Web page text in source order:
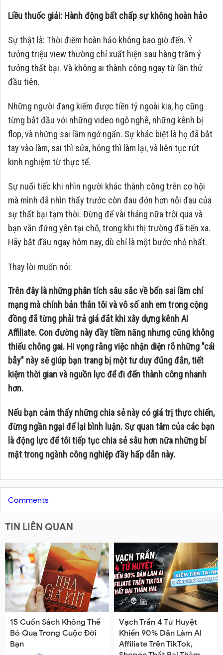
Liều thuốc giải: Hành động bất chấp sự không hoàn hảo
Sự thật là: Thời điểm hoàn hảo không bao giờ đến. Ý
tưởng triệu view thường chỉ xuất hiện sau hàng trăm ý
tưởng thất bại. Và không ai thành công ngay từ lần thử
đầu tiên.
Những người đang kiếm được tiền tỷ ngoài kia, họ cũng
từng bắt đầu với những video ngô nghê, những kênh bị
flop, và những sai lầm ngớ ngẩn. Sự khác biệt là họ đã bắt
tay vào làm, sai thì sửa, hỏng thì làm lại, và liên tục rút
kinh nghiệm từ thực tế.
Sự nuối tiếc khi nhìn người khác thành công trên cơ hội
mà mình đã nhìn thấy trước còn đau đớn hơn nỗi đau của
sự thất bại tạm thời. Đừng để vài tháng nữa trôi qua và
bạn vẫn đứng yên tại chỗ, trong khi thị trường đã tiến xa.
Hãy bắt đầu ngay hôm nay, dù chỉ là một bước nhỏ nhất.
Thay lời muốn nói:
Trên đây là những phân tích sâu sắc về bốn sai lầm chí
mạng mà chính bản thân tôi và vô số anh em trong cộng
đồng đã từng phải trả giá đắt khi xây dựng kênh AI
Affiliate. Con đường này đầy tiềm năng nhưng cũng không
thiếu chông gai. Hi vọng rằng việc nhận diện rõ những "cái
bẫy" này sẽ giúp bạn trang bị một tư duy đúng đắn, tiết
kiệm thời gian và nguồn lực để đi đến thành công nhanh
hơn.
Nếu bạn cảm thấy những chia sẻ này có giá trị thực chiến,
đừng ngần ngại để lại bình luận. Sự quan tâm của các bạn
là động lực để tôi tiếp tục chia sẻ sâu hơn nữa những bí
mật trong ngành công nghiệp đầy hấp dẫn này.
Comments
TIN LIÊN QUAN
15 Cuốn Sách Không Thể
Bỏ Qua Trong Cuộc Đời
Bạn
Vạch Trần 4 Tử Huyệt
Khiến 90% Dân Làm AI
Affiliate Trên TikTok,